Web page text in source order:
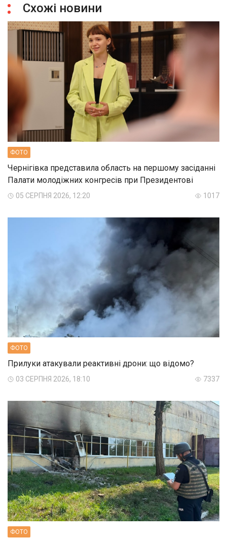
Схожі новини
ФОТО
Чернігівка представила область на першому засіданні
Палати молодіжних конгресів при Президентові
05 СЕРПНЯ 2026, 12:20 1017
ФОТО
Прилуки атакували реактивні дрони: що відомо?
03 СЕРПНЯ 2026, 18:10 7337
ФОТО